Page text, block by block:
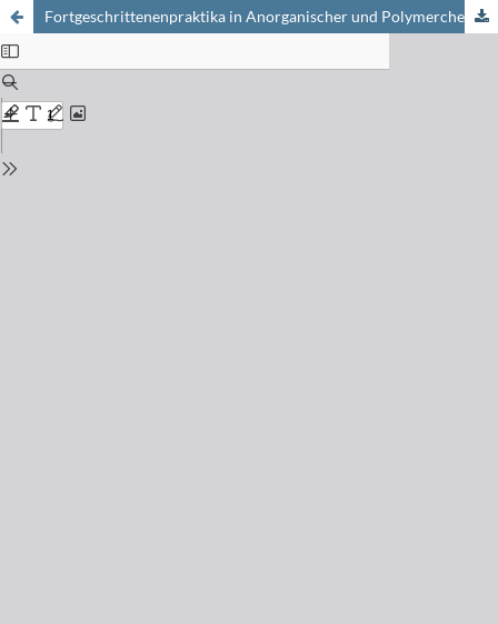
Fortgeschrittenenpraktika in Anorganischer und Polymerchemie im Rahmen einer ökologisch orientierten Ingenieurausbildung